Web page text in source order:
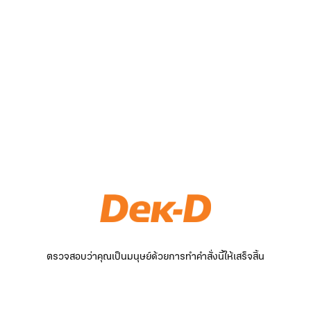
ตรวจสอบว่าคุณเป็นมนุษย์ด้วยการทำคำสั่งนี้ให้เสร็จสิ้น